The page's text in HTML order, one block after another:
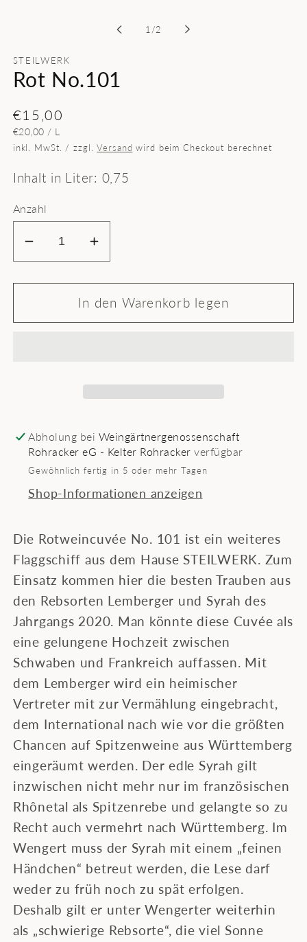
1 /von
2
STEILWERK
Rot No.101
Normaler
Preis
€15,00
GRUNDPREIS
€20,00 / PRO
L
inkl. MwSt. / zzgl.Versand wird beim Checkout berechnet
Inhalt in Liter: 0,75
Anzahl
Verringere
die
Menge
Rot
Erhöhe
die
Menge
für
Rot
In den Warenkorb legen
Abholung bei Weingärtnergenossenschaft
Rohracker eG - Kelter Rohracker verfügbar
Gewöhnlich fertig in 5 oder mehr Tagen
Shop-Informationen anzeigen
Die Rotweincuvée No. 101 ist ein weiteres
Flaggschiff aus dem Hause STEILWERK. Zum
Einsatz kommen hier die besten Trauben aus
den Rebsorten Lemberger und Syrah des
Jahrgangs 2020. Man könnte diese Cuvée als
eine gelungene Hochzeit zwischen
Schwaben und Frankreich auffassen. Mit
dem Lemberger wird ein heimischer
Vertreter mit zur Vermählung eingebracht,
dem International nach wie vor die größten
Chancen auf Spitzenweine aus Württemberg
eingeräumt werden. Der edle Syrah gilt
inzwischen nicht mehr nur im französischen
Rhônetal als Spitzenrebe und gelangte so zu
Recht auch vermehrt nach Württemberg. Im
Wengert muss der Syrah mit einem „feinen
Händchen“ betreut werden, die Lese darf
weder zu früh noch zu spät erfolgen.
Deshalb gilt er unter Wengerter weiterhin
als „schwierige Rebsorte“, die viel Sonne